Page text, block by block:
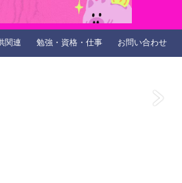
関連 勉強・資格・仕事 お問い合わせ